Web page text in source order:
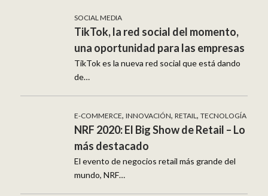
SOCIAL MEDIA
TikTok, la red social del momento,
una oportunidad para las empresas
TikTok es la nueva red social que está dando
de…
E-COMMERCE, INNOVACIÓN, RETAIL, TECNOLOGÍA
NRF 2020: El Big Show de Retail – Lo
más destacado
El evento de negocios retail más grande del
mundo, NRF…